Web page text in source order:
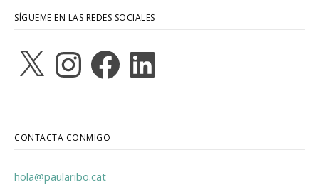
SÍGUEME EN LAS REDES SOCIALES
X InstagramFacebookLinkedIn
CONTACTA CONMIGO
hola@paularibo.cat